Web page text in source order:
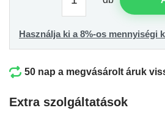
Használja ki a 8%-os mennyiségi
50 nap a megvásárolt áruk
Extra szolgáltatások